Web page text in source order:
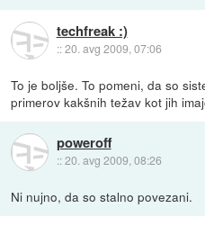
techfreak :)
::20. avg 2009, 07:06
To je boljše. To pomeni, da so
primerov kakšnih težav kot jih
poweroff
::20. avg 2009, 08:26
Ni nujno, da so stalno povezani.